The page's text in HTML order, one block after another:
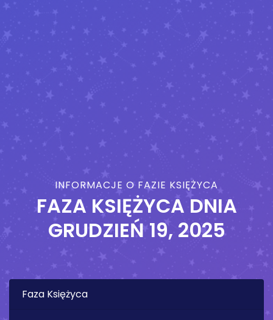
INFORMACJE O FAZIE KSIĘŻYCA
FAZA KSIĘŻYCA DNIA
GRUDZIEŃ 19, 2025
Faza Księżyca